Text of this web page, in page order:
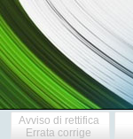
Avviso di rettifica
Errata corrige